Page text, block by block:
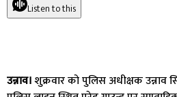
Listen to this
उन्नाव।शुक्रवार को पुलिस अधीक्षक उन्नाव